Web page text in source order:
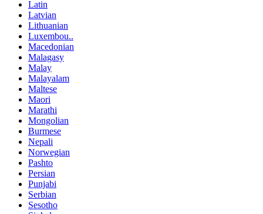
Latin
Latvian
Lithuanian
Luxembou..
Macedonian
Malagasy
Malay
Malayalam
Maltese
Maori
Marathi
Mongolian
Burmese
Nepali
Norwegian
Pashto
Persian
Punjabi
Serbian
Sesotho